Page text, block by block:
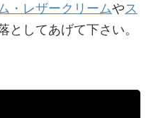
・レザークリームやス
としてあげて下さい。